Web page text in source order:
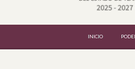
INICIO